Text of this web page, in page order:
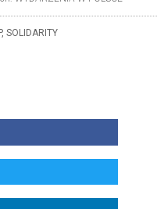
, SOLIDARITY